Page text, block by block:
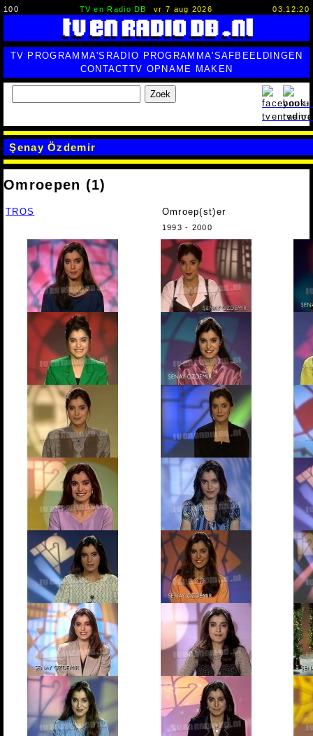
100 TV en Radio DB vr 7 aug 2026 03:12:20
TV PROGRAMMA'S RADIO PROGRAMMA'SAFBEELDINGEN
CONTACTTV OPNAME MAKEN
Zoek
Şenay Özdemir
Omroepen (1)
TROS Omroep(st)er
1993 - 2000